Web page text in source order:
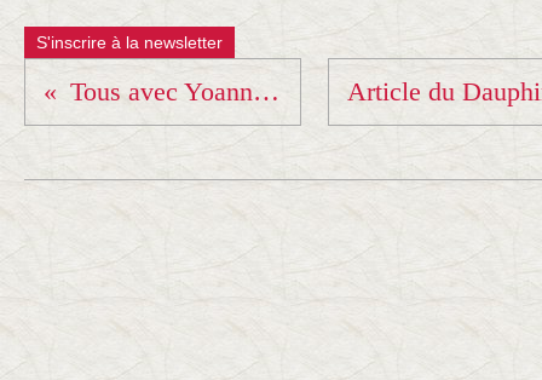
S'inscrire à la newsletter
Tous avec Yoann ce soir !!